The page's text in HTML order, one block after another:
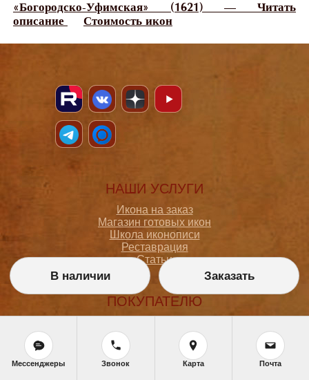
«Богородско-Уфимская» (1621) — Читать
описание
Стоимость икон
НАШИ УСЛУГИ
Икона на заказ
Магазин готовых икон
Школа иконописи
Реставрация
Статьи
ПОКУПАТЕЛЮ
Как сделать заказ
Доставка и оплата
Политика конфиденциальности
В наличии Заказать
Мессенджеры Звонок Карта Почта